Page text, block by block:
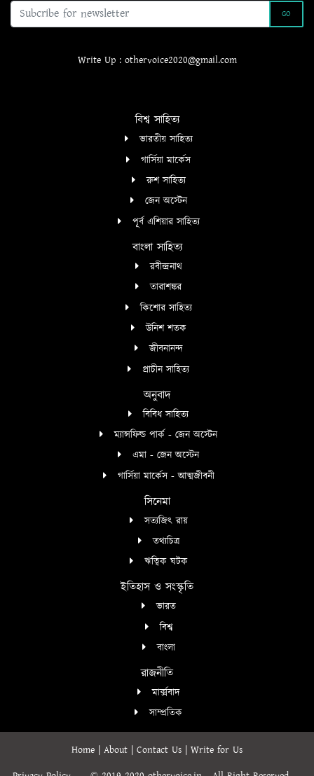
GO
Write Up : othervoice2020@gmail.com
বিশ্ব সাহিত্য
ভারতীয় সাহিত্য
গার্সিয়া মার্কেস
রুশ সাহিত্য
জেন অস্টেন
পূর্ব এশিয়ার সাহিত্য
বাংলা সাহিত্য
রবীন্দ্রনাথ
তারাশঙ্কর
কিশোর সাহিত্য
উনিশ শতক
জীবনানন্দ
প্রাচীন সাহিত্য
অনুবাদ
বিবিধ সাহিত্য
ম্যান্সফিল্ড পার্ক - জেন অস্টেন
এমা - জেন অস্টেন
গার্সিয়া মার্কেস - আত্মজীবনী
সিনেমা
সত্যজিৎ রায়
তথ্যচিত্র
ঋত্বিক ঘটক
ইতিহাস ও সংস্কৃতি
ভারত
বিশ্ব
বাংলা
রাজনীতি
মার্ক্সবাদ
সাম্প্রতিক
Home About Contact Us
Write for Us